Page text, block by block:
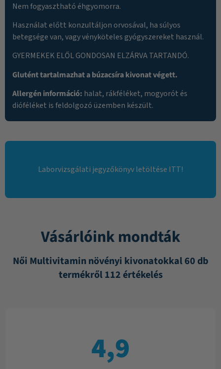
Nem fogyasztható éhgyomorra.
Használat előtt konzultáljon orvosával, ha súlyos
betegsége van, vagy vényköteles gyógyszereket használ.
GYERMEKEK ELŐL GONDOSAN ELZÁRVA TARTANDÓ.
Glutént tartalmazhat a búzacsíra kivonat végett.
Allergén információ: halat, rákféléket, mogyorót és
dióféléket is feldolgozó üzemben készült.
Laborvizsgálati jegyzőkönyv letöltése ITT!
Vásárlóink mondták
Női Multivitamin növényi kivonatokkal 60 db
termékről 112 értékelés
4,9